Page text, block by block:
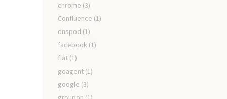
chrome (3)
Confluence (1)
dnspod (1)
facebook (1)
flat (1)
goagent (1)
google (3)